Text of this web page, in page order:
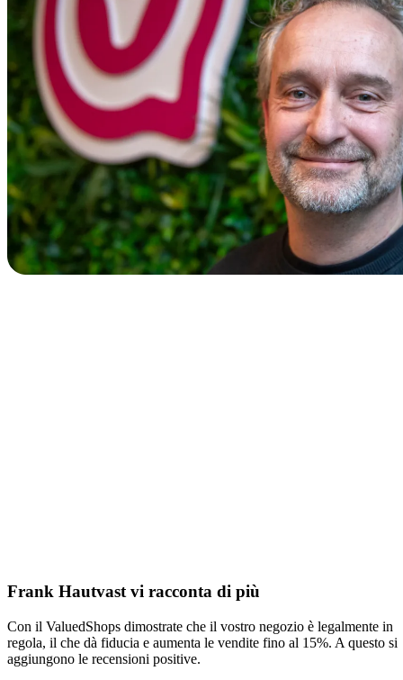
Frank Hautvast vi racconta di più
Con il ValuedShops dimostrate che il vostro negozio è legalmente in
regola, il che dà fiducia e aumenta le vendite fino al 15%. A questo si
aggiungono le recensioni positive.